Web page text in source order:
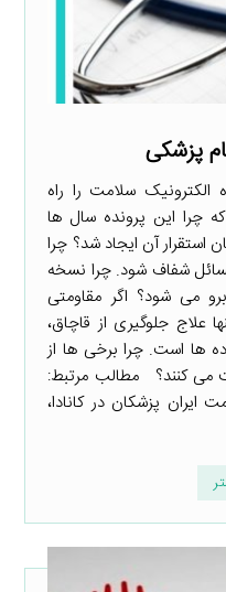
پزشکی
الکترونیک سلامت را راه
چرا این پرونده سال ها
استقرار آن ایجاد شد؟ چرا
شفاف شود. چرا نسخه
می شود؟ اگر مقاومتی
علاج جلوگیری از قاچاق،
ها است. چرا برخی ها از
می کنند؟ مطالب مرتبط:
پزشکان در کانادا،